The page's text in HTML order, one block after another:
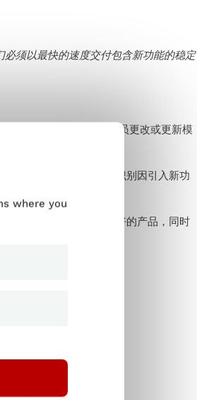
必须以最快的速度交付包含新功能的稳定
协调。 因此，当测试人员更改或更新模
这一流程可确保您快速识别因引入新功
试意味着您可以构建更好的产品，同时
where you